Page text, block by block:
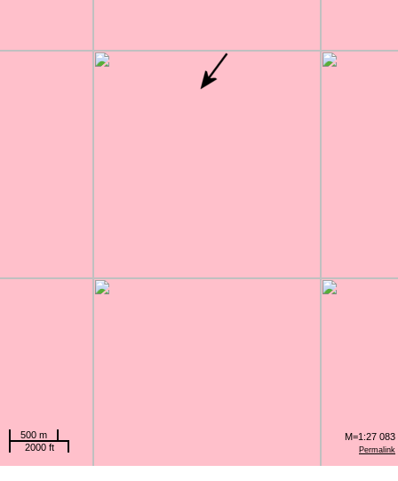
Permalink
500 m
2000 ft
M=1:27 083